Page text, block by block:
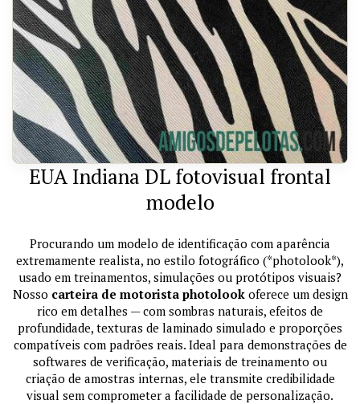
EUA Indiana DL fotovisual frontal
modelo
Procurando um modelo de identificação com aparência
extremamente realista, no estilo fotográfico (*photolook*),
usado em treinamentos, simulações ou protótipos visuais?
Nosso carteira de motorista photolookoferece um design
rico em detalhes — com sombras naturais, efeitos de
profundidade, texturas de laminado simulado e proporções
compatíveis com padrões reais. Ideal para demonstrações de
softwares de verificação, materiais de treinamento ou
criação de amostras internas, ele transmite credibilidade
visual sem comprometer a facilidade de personalização.